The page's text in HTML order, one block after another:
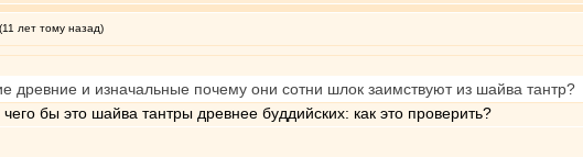
лет тому назад)
древние и изначальные почему они сотни шлок заимствуют из шайва тантр?
бы это шайва тантры древнее буддийских: как это проверить?